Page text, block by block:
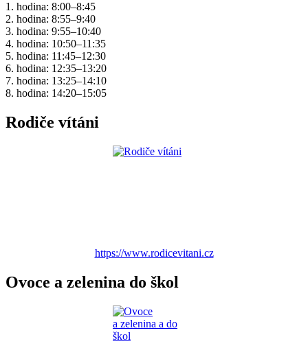
1. hodina: 8:00–8:45
2. hodina: 8:55–9:40
3. hodina: 9:55–10:40
4. hodina: 10:50–11:35
5. hodina: 11:45–12:30
6. hodina: 12:35–13:20
7. hodina: 13:25–14:10
8. hodina: 14:20–15:05
Rodiče vítáni
https://www.rodicevitani.cz
Ovoce a zelenina do škol